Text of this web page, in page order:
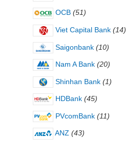
OCB (51)
Viet Capital Bank (14)
Saigonbank (10)
Nam A Bank (20)
Shinhan Bank (1)
HDBank (45)
PVcomBank (11)
ANZ (43)